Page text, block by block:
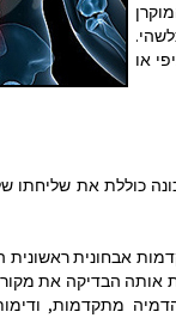
או
כוללת את שליחתו
אבחונית
הבדיקה את מקור
מתקדמות,